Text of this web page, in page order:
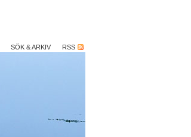
SÖK & ARKIV RSS